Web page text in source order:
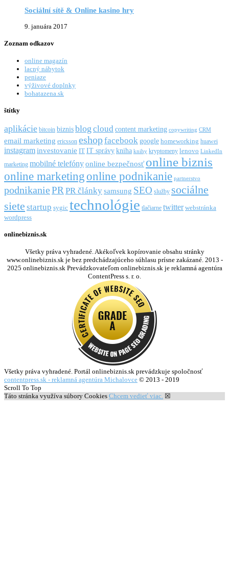
Sociální sítě & Online kasino hry
9. januára 2017
Zoznam odkazov
online magazín
lacný nábytok
peniaze
výživové doplnky
bohatazena.sk
štítky
aplikácie bitcoin biznisblog cloud content marketing copywriting CRM
email marketing ericsson eshopfacebookgoogle homeworking huawei
instagraminvestovanie IT IT správykniha knihy kryptomeny lenovo LinkedIn
marketing mobilné telefónyonline bezpečnosť online biznis
online marketingonline podnikanie partnerstvo
podnikaniePR PR článkysamsung SEO služby sociálne
siete startup sygic technológie tlačiarne twitter webstránka
wordpress
onlinebiznis.sk
Všetky práva vyhradené. Akékoľvek kopírovanie obsahu stránky
www.onlinebiznis.sk je bez predchádzajúceho súhlasu prísne zakázané. 2013 -
2025 onlinebiznis.sk Prevádzkovateľom onlinebiznis.sk je reklamná agentúra
ContentPress s. r. o.
Všetky práva vyhradené. Portál onlinebiznis.sk prevádzkuje spoločnosť
contentpress.sk - reklamná agentúra Michalovce © 2013 - 2019
Scroll To Top
Táto stránka využíva súbory Cookies Chcem vedieť viac. ☒